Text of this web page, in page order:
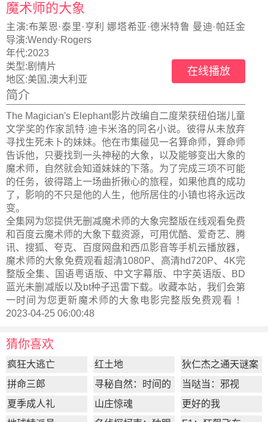
魔术师的大象
主演:布莱恩·泰里·亨利 娜塔希亚·德米特鲁 曼迪·帕廷金
Cree·Summer
导演:Wendy·Rogers
年代:2023
类型:剧情片
地区:美国,澳大利亚
在线播放
简介
The Magician's Elephant影片改编自二度荣获纽伯瑞儿童
文学奖的作家凯特·迪卡米洛的同名小说。彼得从未放弃
寻找生死未卜的妹妹。他在市集碰见一名算命师，算命师
告诉他，只要找到一头神秘的大象，以及能够变出大象的
魔术师，自然就会知道妹妹的下落。为了完成三项不可能
的任务，彼得踏上一场曲折揪心的旅程，如果他真的成功
了，影响的不只是他的人生，他所居住的小镇也将永远改
变。
全集网为您提供无删减魔术师的大象完整版在线观看免费
和百度云魔术师的大象下载资源，可用优酷、爱奇艺、腾
讯、搜狐、夸克、百度网盘和西瓜影音等手机云播放器，
魔术师的大象免费观看超清1080P、高清hd720P、4K完
整版全集、国语粤语版、中文字幕版、中字英语版、BD
蓝光未删减版以及bt种子迅雷下载。收藏本站，我们会第
一时间为您更新魔术师的大象电影完整版免费观看 ！
2023-04-25 06:00:48
猜你喜欢
疯狂大逃亡 红土地
狄仁杰之通天谜案
拼命三郎
寻秘自然：时间的
形状
当哒当：邪视
夏季成人礼
山庄惊魂
更好的我